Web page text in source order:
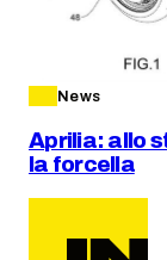
News
Aprilia: allo
la forcella